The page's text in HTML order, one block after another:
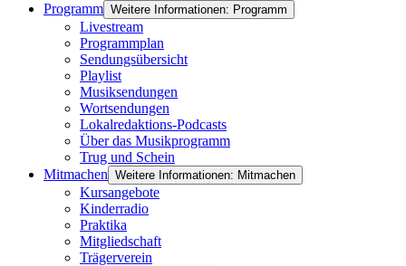
Programm Weitere Informationen: Programm
Livestream
Programmplan
Sendungsübersicht
Playlist
Musiksendungen
Wortsendungen
Lokalredaktions-Podcasts
Über das Musikprogramm
Trug und Schein
Mitmachen Weitere Informationen: Mitmachen
Kursangebote
Kinderradio
Praktika
Mitgliedschaft
Trägerverein